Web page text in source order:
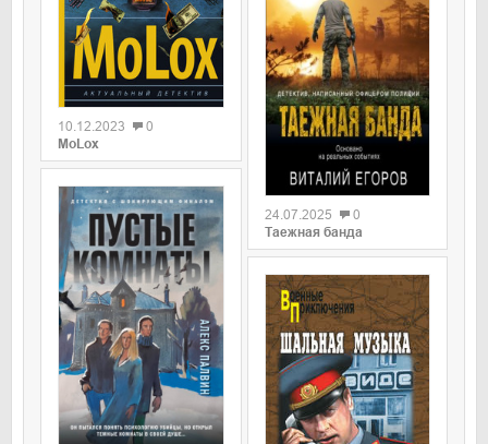
0
10.12.2023
0
МоLох
0
24.07.2025
0
Таежная банда